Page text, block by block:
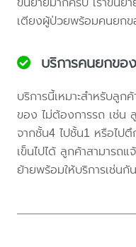
เตียงผู้ป่วยพร้อมคนยกข
บริการคนยกของ
บริการนี้เหมาะสำหรับลูก
ของ ไม่ต้องการรถ เช่
จากชั้น4 ไปชั้น1 หรือไป
เข็นไปได้ ลูกค้าสามารถแ
ย้ายพร้อมให้บริการเช่นกั